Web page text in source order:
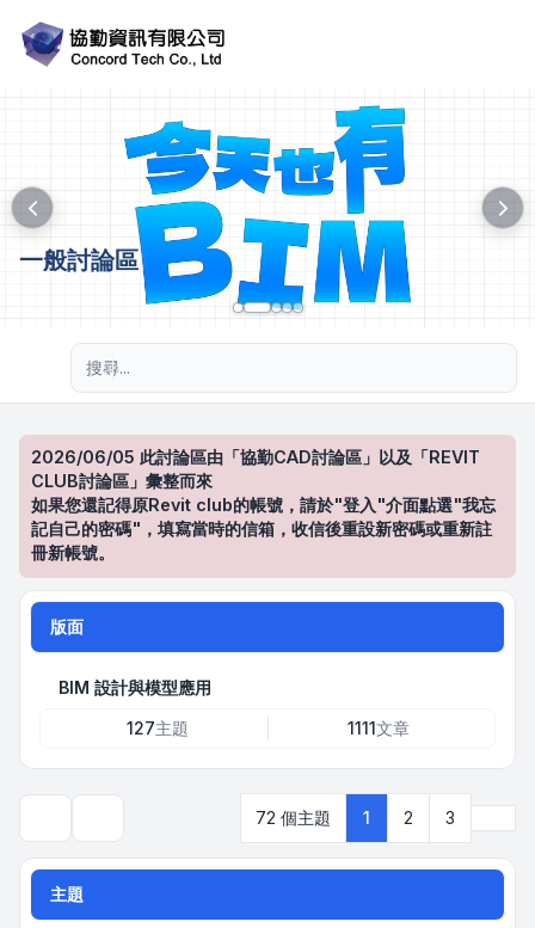
一般討論區
2026/06/05 此討論區由「協勤CAD討論區」以及「REVIT
CLUB討論區」彙整而來
如果您還記得原Revit club的帳號，請於"登入"介面點選"我忘
記自己的密碼"，填寫當時的信箱，收信後重設新密碼或重新註
冊新帳號。
版面
BIM 設計與模型應用
127主題 1111文章
72 個主題 1 2 3
主題